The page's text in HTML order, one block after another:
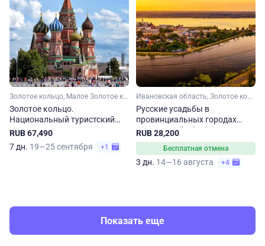
Золотое кольцо, Малое Золотое кольцо, Владимирская область, Ивановская область, Костромская область, Московская область, Рязанская область, Ярославская область
Золотое кольцо.
Национальный туристский
маршрут
RUB 67,490
7 дн. 19—25 сентября +1
Ивановская область, Золотое кольцо, Малое Золотое кольцо
Русские усадьбы в
провинциальных городах
Ивановской области
RUB 28,200
Бесплатная отмена
3 дн. 14—16 августа +4
Показать еще